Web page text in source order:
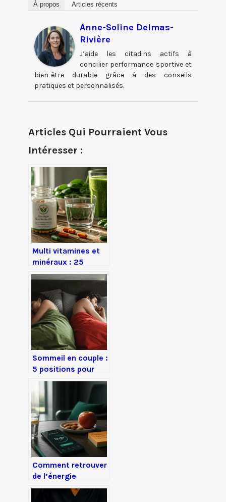
À propos Articles récents
Anne-Soline Delmas-
Rivière
J’aide les citadins actifs à
concilier performance sportive et
bien-être durable grâce à des conseils
pratiques et personnalisés.
Articles Qui Pourraient Vous
Intéresser :
Multi vitamines et
minéraux : 25
nutriments
combler vos
carences invisibles
Sommeil en couple :
5 positions pour
concilier intimité et
confort dorsal
Comment retrouver
de l’énergie
rapidement : 3